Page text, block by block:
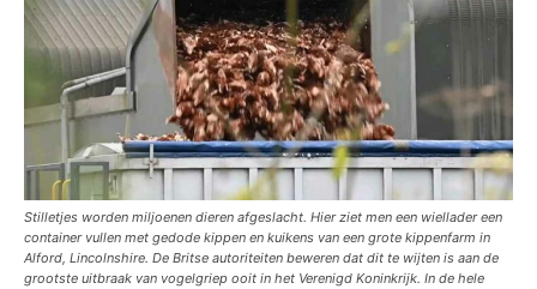
Stilletjes worden miljoenen dieren afgeslacht. Hier ziet men een wiellader een
container vullen met gedode kippen en kuikens van een grote kippenfarm in
Alford, Lincolnshire. De Britse autoriteiten beweren dat dit te wijten is aan de
grootste uitbraak van vogelgriep ooit in het Verenigd Koninkrijk. In de hele